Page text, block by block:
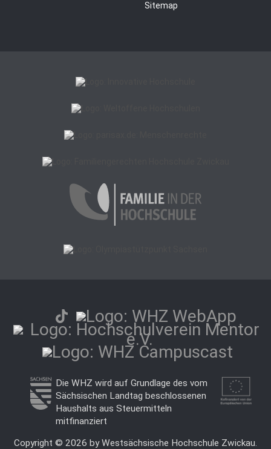
Sitemap
Die WHZ wird auf Grundlage des vom
Sächsischen Landtag beschlossenen
Haushalts aus Steuermitteln
mitfinanziert
Copyright © 2026 by Westsächsische Hochschule Zwickau.